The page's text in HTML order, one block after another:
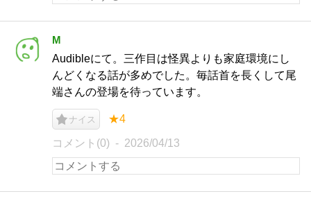
M
Audibleにて。三作目は怪異よりも家庭環境にし
んどくなる話が多めでした。毎話首を長くして尾
端さんの登場を待っています。
ナイス ★4
コメント(0) 2026/04/13